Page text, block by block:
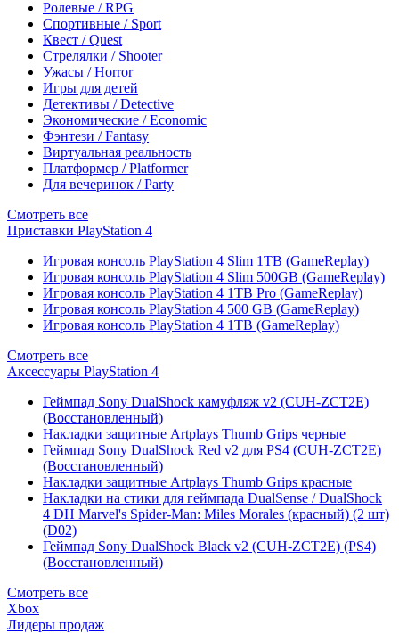
Ролевые / RPG
Спортивные / Sport
Квест / Quest
Стрелялки / Shooter
Ужасы / Horror
Игры для детей
Детективы / Detective
Экономические / Economic
Фэнтези / Fantasy
Виртуальная реальность
Платформер / Platformer
Для вечеринок / Party
Смотреть все
Приставки PlayStation 4
Игровая консоль PlayStation 4 Slim 1TB (GameReplay)
Игровая консоль PlayStation 4 Slim 500GB (GameReplay)
Игровая консоль PlayStation 4 1TB Pro (GameReplay)
Игровая консоль PlayStation 4 500 GB (GameReplay)
Игровая консоль PlayStation 4 1TB (GameReplay)
Смотреть все
Аксессуары PlayStation 4
Геймпад Sony DualShock камуфляж v2 (CUH-ZCT2E)
(Восстановленный)
Накладки защитные Artplays Thumb Grips черные
Геймпад Sony DualShock Red v2 для PS4 (CUH-ZCT2E)
(Восстановленный)
Накладки защитные Artplays Thumb Grips красные
Накладки на стики для геймпада DualSense / DualShock
4 DH Marvel's Spider-Man: Miles Morales (красный) (2 шт)
(D02)
Геймпад Sony DualShock Black v2 (CUH-ZCT2E) (PS4)
(Восстановленный)
Смотреть все
Xbox
Лидеры продаж